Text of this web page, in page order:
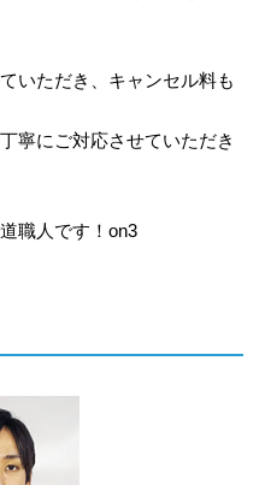
いただき、キャンセル料も
寧にご対応させていただき
職人です！on3